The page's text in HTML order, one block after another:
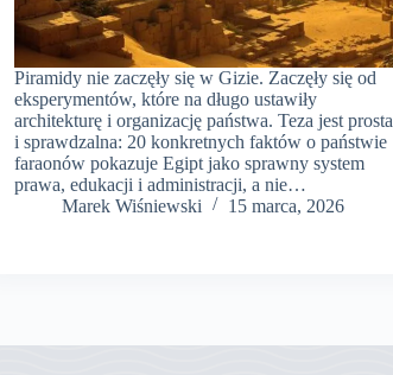
Piramidy nie zaczęły się w Gizie. Zaczęły się od
eksperymentów, które na długo ustawiły
architekturę i organizację państwa. Teza jest prosta
i sprawdzalna: 20 konkretnych faktów o państwie
faraonów pokazuje Egipt jako sprawny system
prawa, edukacji i administracji, a nie…
Marek Wiśniewski
15 marca, 2026